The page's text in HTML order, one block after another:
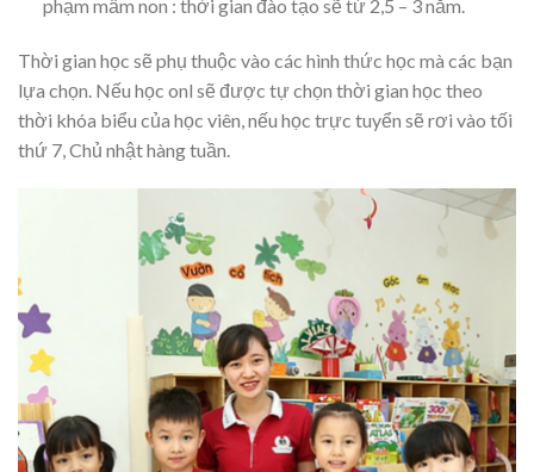
phạm mầm non : thời gian đào tạo sẽ từ 2,5 – 3 năm.
Thời gian học sẽ phụ thuộc vào các hình thức học mà các bạn
lựa chọn. Nếu học onl sẽ được tự chọn thời gian học theo
thời khóa biểu của học viên, nếu học trực tuyển sẽ rơi vào tối
thứ 7, Chủ nhật hàng tuần.